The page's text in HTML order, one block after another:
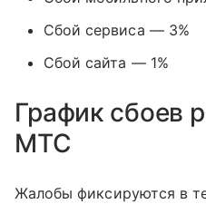
Сбой сервиса — 3%
Сбой сайта — 1%
График сбоев
МТС
Жалобы фиксируются в